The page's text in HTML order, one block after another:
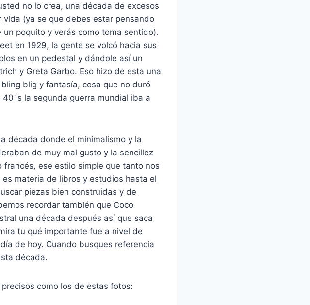
no lo crea, una década de excesos
(ya se que debes estar pensando
poquito y verás como toma sentido).
en 1929, la gente se volcó hacia sus
en un pedestal y dándole así un
y Greta Garbo. Eso hizo de esta una
blig y fantasía, cosa que no duró
la segunda guerra mundial iba a
década donde el minimalismo y la
de muy mal gusto y la sencillez
ese estilo simple que tanto nos
materia de libros y estudios hasta el
piezas bien construidas y de
recordar también que Coco
una década después así que saca
tu qué importante fue a nivel de
de hoy. Cuando busques referencia
década.
como los de estas fotos: